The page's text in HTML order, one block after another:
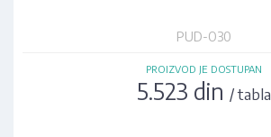
PUD-O30
PROIZVOD JE DOSTUPAN
5.523 din / tabla